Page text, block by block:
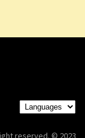
reserved. © 2023